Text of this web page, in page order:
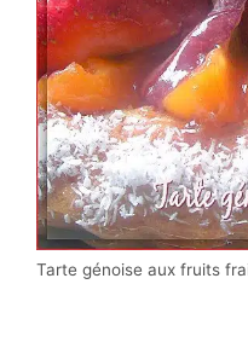
Tarte génoise aux fruits